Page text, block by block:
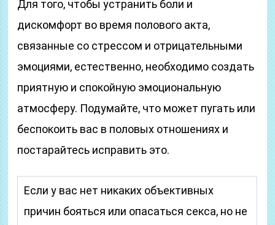
Для того, чтобы устранить боли и
дискомфорт во время полового акта,
связанные со стрессом и отрицательными
эмоциями, естественно, необходимо создать
приятную и спокойную эмоциональную
атмосферу. Подумайте, что может пугать или
беспокоить вас в половых отношениях и
постарайтесь исправить это.
Если у вас нет никаких объективных
причин бояться или опасаться секса, но не